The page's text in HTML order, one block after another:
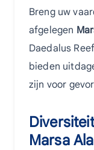
Breng uw
afgelegen
Daedalus
bieden
zijn voor
Marsa